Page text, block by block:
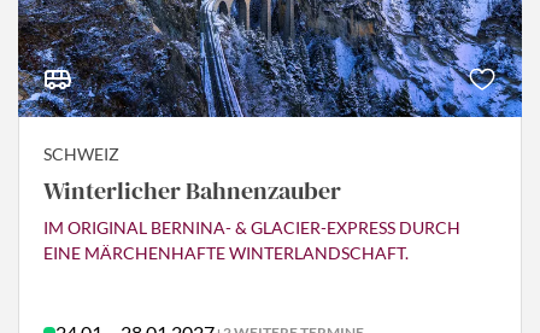
SCHWEIZ
Winterlicher Bahnenzauber
IM ORIGINAL BERNINA- & GLACIER-EXPRESS DURCH
EINE MÄRCHENHAFTE WINTERLANDSCHAFT.